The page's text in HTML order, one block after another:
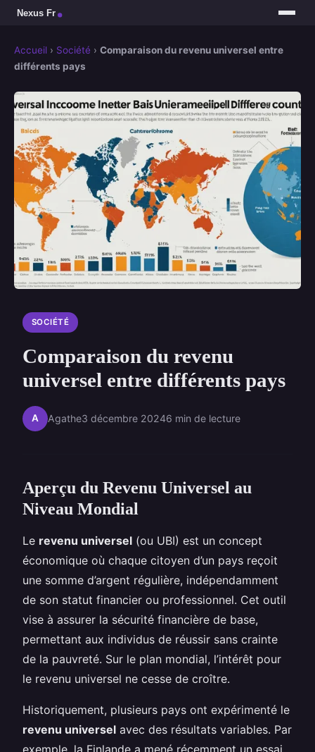
Accueil › Société › Comparaison du revenu universel entre
différents pays
SOCIÉTÉ
Comparaison du revenu
universel entre différents pays
A Agathe3 décembre 20246 min de lecture
Aperçu du Revenu Universel au
Niveau Mondial
Le revenu universel (ou UBI) est un concept
économique où chaque citoyen d’un pays reçoit
une somme d’argent régulière, indépendamment
de son statut financier ou professionnel. Cet outil
vise à assurer la sécurité financière de base,
permettant aux individus de réussir sans crainte
de la pauvreté. Sur le plan mondial, l’intérêt pour
le revenu universel ne cesse de croître.
Historiquement, plusieurs pays ont expérimenté le
revenu universel avec des résultats variables. Par
exemple, la Finlande a mené récemment un essai